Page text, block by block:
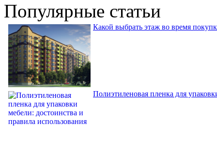
Популярные статьи
Какой выбрать этаж во время
Полиэтиленовая пленка для